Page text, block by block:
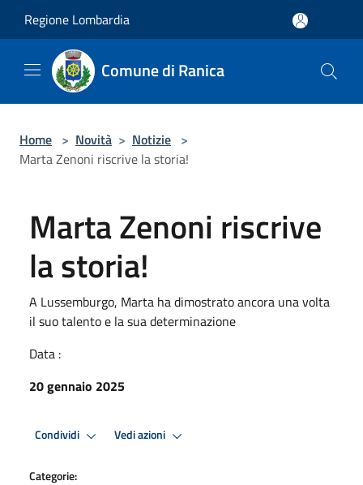
Regione Lombardia
Comune di Ranica
Home > Novità > Notizie >
Marta Zenoni riscrive la storia!
Marta Zenoni riscrive
la storia!
A Lussemburgo, Marta ha dimostrato ancora una volta
il suo talento e la sua determinazione
Data :
20 gennaio 2025
Condividi Vedi azioni
Categorie: